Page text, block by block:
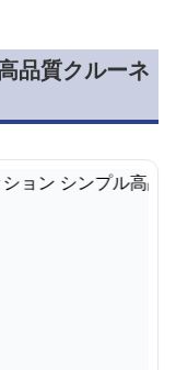
品質クルーネ